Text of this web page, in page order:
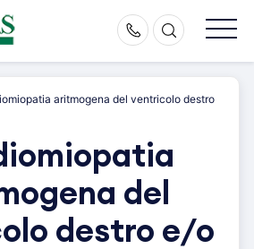
aritmogena del ventricolo destro
del
destro e/o